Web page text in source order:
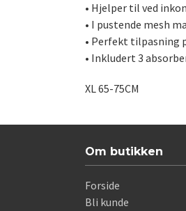
• Hjelper til ved
• I pustende mesh
• Perfekt tilpasning
• Inkludert 3
XL 65-75CM
Om butikken
Forside
Bli kunde